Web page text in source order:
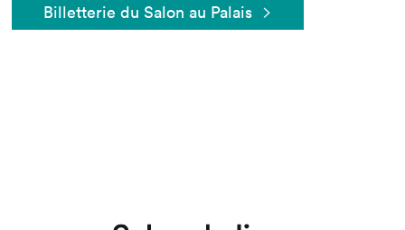
Billetterie du Salon au Palais